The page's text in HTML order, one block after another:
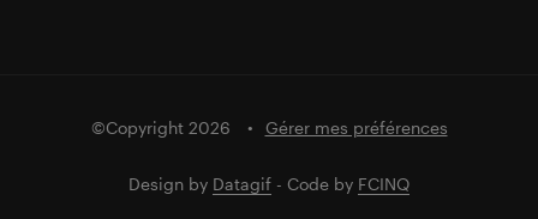
©Copyright 2026 Gérer mes préférences
Design by Datagif - Code by FCINQ